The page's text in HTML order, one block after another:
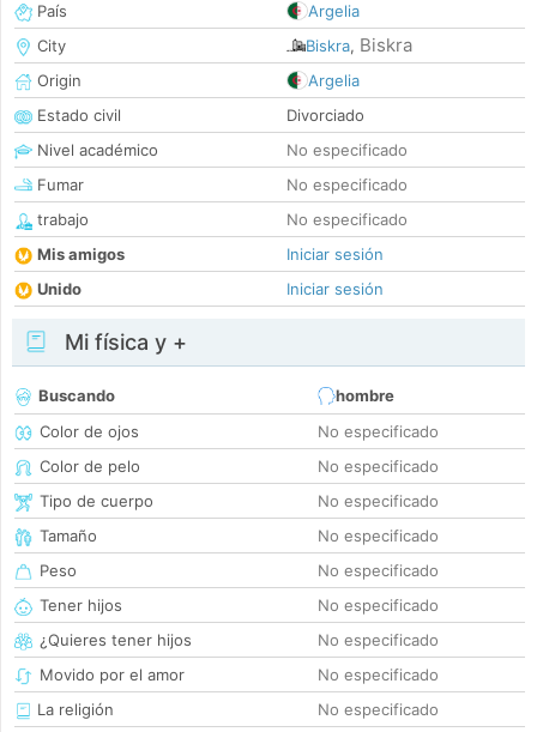
País
Argelia
City
Biskra, Biskra
Origin
Argelia
Estado civil
Divorciado
Nivel académico
No especificado
Fumar
No especificado
trabajo
No especificado
Mis amigos
Iniciar sesión
Unido
Iniciar sesión
Mi física y +
Buscando
hombre
Color de ojos
No especificado
Color de pelo
No especificado
Tipo de cuerpo
No especificado
Tamaño
No especificado
Peso
No especificado
Tener hijos
No especificado
¿Quieres tener hijos
No especificado
Movido por el amor
No especificado
La religión
No especificado